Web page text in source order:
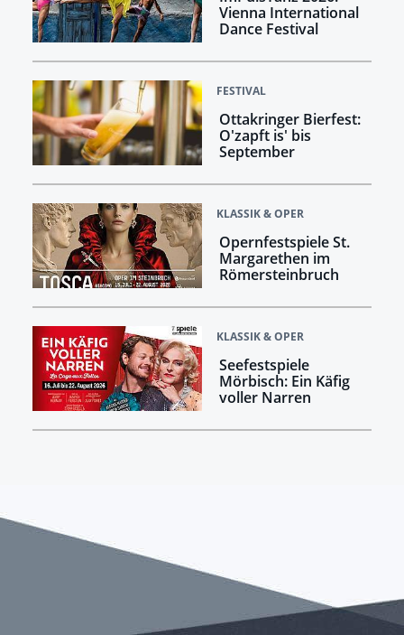
Vienna International
Dance Festival
FESTIVAL
Ottakringer Bierfest:
O'zapft is' bis
September
KLASSIK & OPER
Opernfestspiele St.
Margarethen im
Römersteinbruch
KLASSIK & OPER
Seefestspiele
Mörbisch: Ein Käfig
voller Narren